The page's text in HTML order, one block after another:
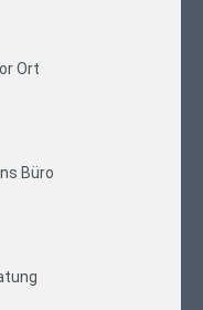
Ort
Büro